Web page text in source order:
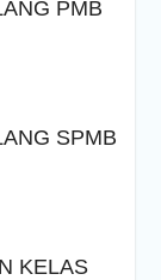
PMB
SPMB
KELAS